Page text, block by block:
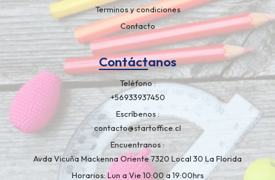
Terminos y condiciones
Contacto
Contáctanos
Teléfono
+56933937450
Escríbenos
contacto@startoffice.cl
Encuentranos
Avda Vicuña Mackenna Oriente 7320 Local 30 La Florida
Horarios: Lun a Vie 10:00 a 19:00hrs